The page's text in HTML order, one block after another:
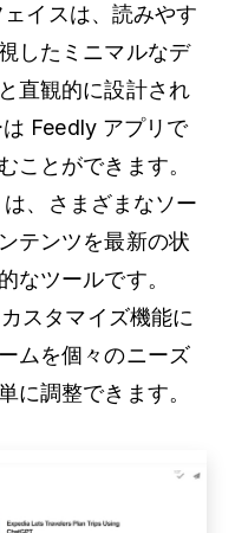
イスは、読みやす
したミニマルなデ
直観的に設計され
Feedly アプリで
ことができます。
、さまざまなソー
テンツを最新の状
なツールです。
スタマイズ機能に
ムを個々のニーズ
に調整できます。